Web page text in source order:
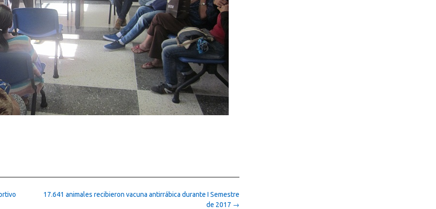
17.641 animales recibieron vacuna antirrábica durante I Semestre
de 2017 →